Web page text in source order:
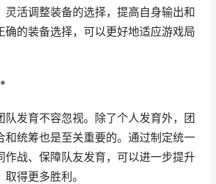
灵活调整装备的选择，提高自身输出和
确的装备选择，可以更好地适应游戏局
队发育不容忽视。除了个人发育外，团
和统筹也是至关重要的。通过制定统一
作战、保障队友发育，可以进一步提升
得更多胜利。